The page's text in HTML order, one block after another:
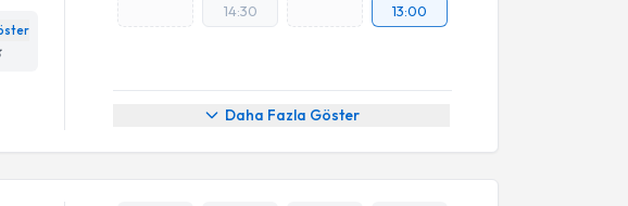
14:30
13:00
Daha Fazla Göster